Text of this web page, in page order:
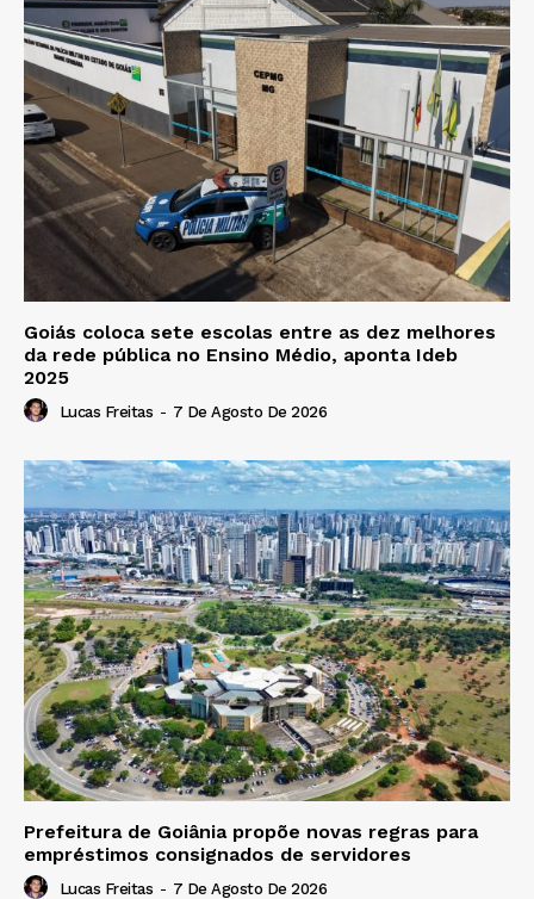
Goiás coloca sete escolas entre as dez melhores
da rede pública no Ensino Médio, aponta Ideb
2025
Lucas Freitas - 7 De Agosto De 2026
Prefeitura de Goiânia propõe novas regras para
empréstimos consignados de servidores
Lucas Freitas - 7 De Agosto De 2026